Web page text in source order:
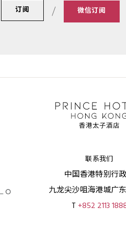
订阅 微信订阅
联系我们
中国香港特别行
九龙尖沙咀海港城广
T +852 2113